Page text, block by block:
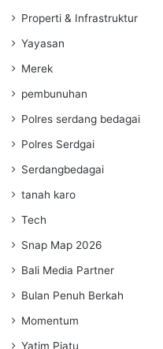
Properti & Infrastruktur
Yayasan
Merek
pembunuhan
Polres serdang bedagai
Polres Serdgai
Serdangbedagai
tanah karo
Tech
Snap Map 2026
Bali Media Partner
Bulan Penuh Berkah
Momentum
Yatim Piatu